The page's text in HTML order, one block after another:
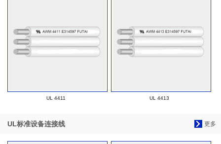
UL 4411 UL 4413
更多
UL标准设备连接线